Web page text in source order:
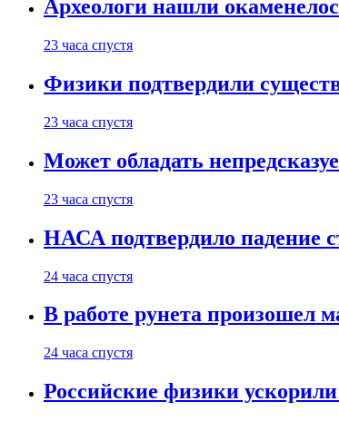
Археологи нашли
23 часа спустя
Физики подтвердили
23 часа спустя
Может обладать
23 часа спустя
НАСА подтвердило падение
24 часа спустя
В работе рунета произошел
24 часа спустя
Российские физики